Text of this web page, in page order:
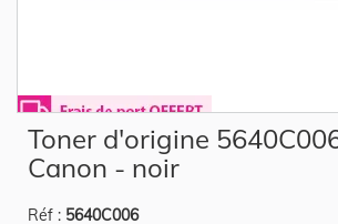
the
beginning
images
Toner d'origine
Canon - noir
Réf : 5640C006